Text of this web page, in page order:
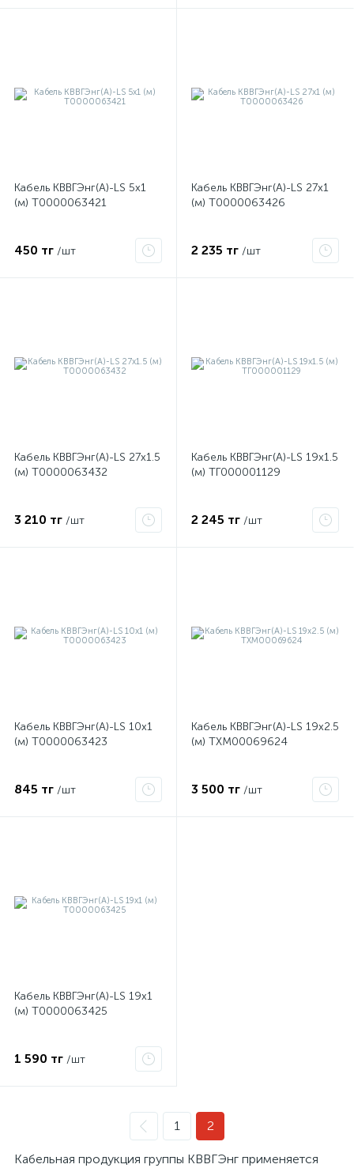
Кабель КВВГЭнг(А)-LS 5х1
(м) Т0000063421
450 тг /шт
Кабель КВВГЭнг(А)-LS 27х1
(м) Т0000063426
2 235 тг /шт
Кабель КВВГЭнг(А)-LS 27х1.5
(м) Т0000063432
3 210 тг /шт
Кабель КВВГЭнг(А)-LS 19х1.5
(м) ТГ000001129
2 245 тг /шт
Кабель КВВГЭнг(А)-LS 10х1
(м) Т0000063423
845 тг /шт
Кабель КВВГЭнг(А)-LS 19х2.5
(м) ТХМ00069624
3 500 тг /шт
Кабель КВВГЭнг(А)-LS 19х1
(м) Т0000063425
1 590 тг /шт
1 2
Кабельная продукция группы КВВГЭнг применяется